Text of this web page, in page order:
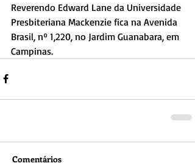
Reverendo Edward Lane da Universidade
Presbiteriana Mackenzie fica na Avenida
Brasil, nº 1,220, no Jardim Guanabara, em
Campinas.
Comentários